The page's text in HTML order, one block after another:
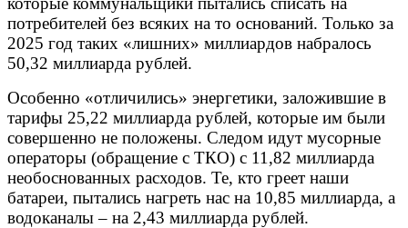
потребителей без всяких на то оснований. Только за
2025 год таких «лишних» миллиардов набралось
50,32 миллиарда рублей.
Особенно «отличились» энергетики, заложившие в
тарифы 25,22 миллиарда рублей, которые им были
совершенно не положены. Следом идут мусорные
операторы (обращение с ТКО) с 11,82 миллиарда
необоснованных расходов. Те, кто греет наши
батареи, пытались нагреть нас на 10,85 миллиарда, а
водоканалы – на 2,43 миллиарда рублей.